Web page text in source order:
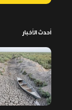
أحدث الأخبار